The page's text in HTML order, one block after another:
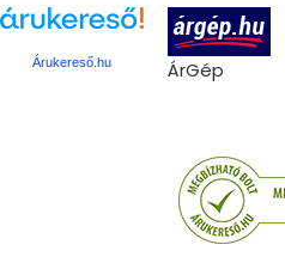
Árukereső.hu ÁrGép